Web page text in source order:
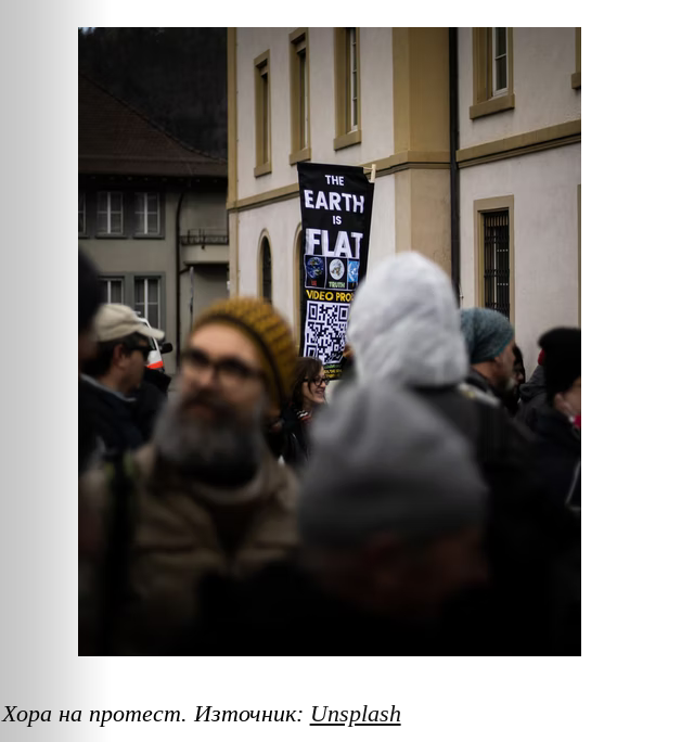
ЛИДЕРИ
СЪБИТИЯ
БИЗНЕСЪТ
ЛИЧНОСТИ
МЕТОДИ
ЗА
Хора на протест. Източник: Unsplash